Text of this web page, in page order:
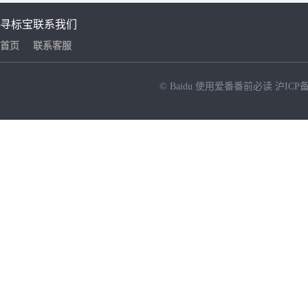
寻标宝
首页
联系我们
联系客服
© Baidu 使用爱番番前必读 沪ICP